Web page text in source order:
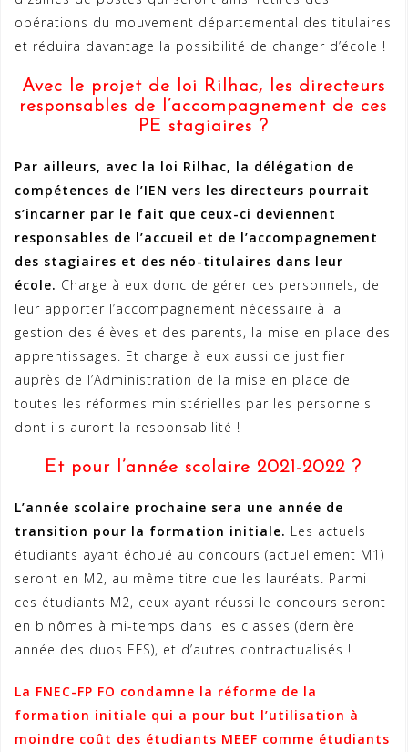
opérations du mouvement départemental des titulaires
et réduira davantage la possibilité de changer d’école !
Avec le projet de loi Rilhac, les directeurs
responsables de l’accompagnement de ces
PE stagiaires ?
Par ailleurs, avec la loi Rilhac, la délégation de
compétences de l’IEN vers les directeurs pourrait
s’incarner par le fait que ceux-ci deviennent
responsables de l’accueil et de l’accompagnement
des stagiaires et des néo-titulaires dans leur
école. Charge à eux donc de gérer ces personnels, de
leur apporter l’accompagnement nécessaire à la
gestion des élèves et des parents, la mise en place des
apprentissages. Et charge à eux aussi de justifier
auprès de l’Administration de la mise en place de
toutes les réformes ministérielles par les personnels
dont ils auront la responsabilité !
Et pour l’année scolaire 2021-2022 ?
L’année scolaire prochaine sera une année de
transition pour la formation initiale. Les actuels
étudiants ayant échoué au concours (actuellement M1)
seront en M2, au même titre que les lauréats. Parmi
ces étudiants M2, ceux ayant réussi le concours seront
en binômes à mi-temps dans les classes (dernière
année des duos EFS), et d’autres contractualisés !
La FNEC-FP FO condamne la réforme de la
formation initiale qui a pour but l’utilisation à
moindre coût des étudiants MEEF comme étudiants